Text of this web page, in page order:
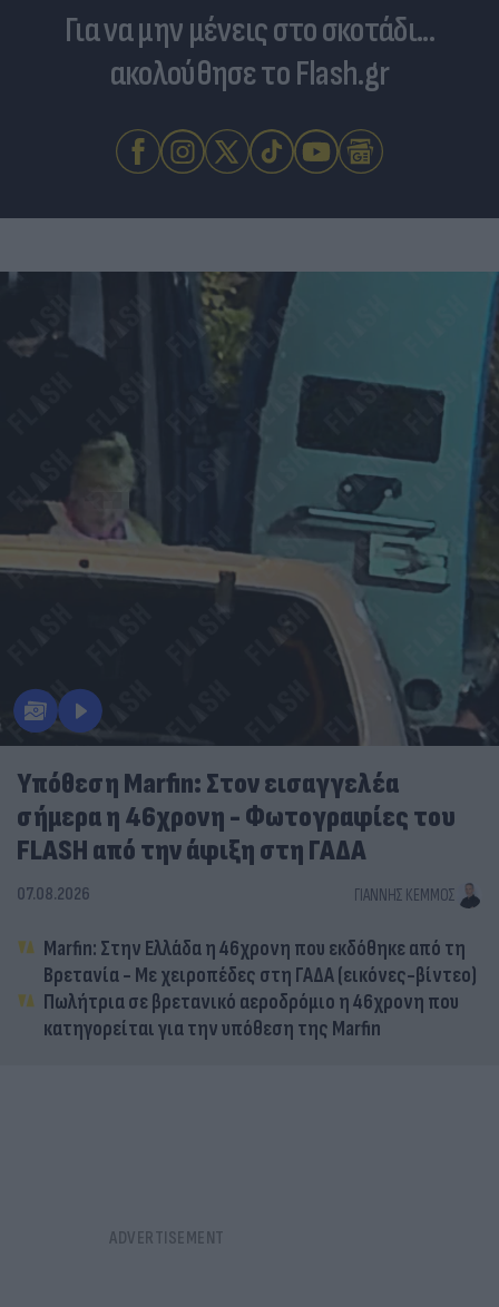
Για να μην μένεις στο σκοτάδι...
ακολούθησε το Flash.gr
Υπόθεση Marfin: Στον εισαγγελέα
σήμερα η 46χρονη - Φωτογραφίες του
FLASH από την άφιξη στη ΓΑΔΑ
07.08.2026 ΓΙΆΝΝΗΣ ΚΈΜΜΟΣ
Marfin: Στην Ελλάδα η 46χρονη που εκδόθηκε από τη
Βρετανία - Με χειροπέδες στη ΓΑΔΑ (εικόνες-βίντεο)
Πωλήτρια σε βρετανικό αεροδρόμιο η 46χρονη που
κατηγορείται για την υπόθεση της Marfin